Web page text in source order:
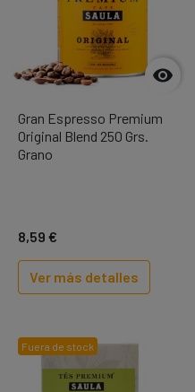

Gran Espresso Premium
Original Blend 250 Grs.
Grano
8,59 €
Ver más detalles
Fuera de stock